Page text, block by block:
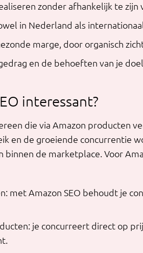
zonder afhankelijk te zijn
in Nederland als internationaal.
marge, door organisch
en de behoeften van je
interessant?
die via Amazon producten
en de groeiende concurrentie
binnen de marketplace. Voor
met Amazon SEO behoudt je
je concurreert direct op